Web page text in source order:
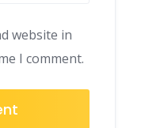
website in
I comment.